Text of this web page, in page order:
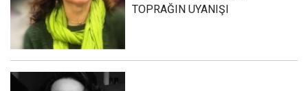
TOPRAĞIN UYANIŞI